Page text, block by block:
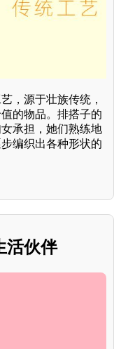
，源于壮族传统，
的物品。排搭子的
承担，她们熟练地
编织出各种形状的
活伙伴